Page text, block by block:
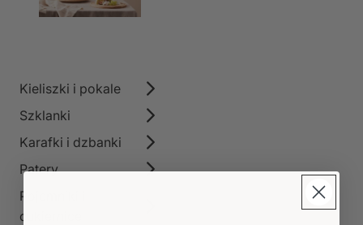
Kieliszki i pokale
Szklanki
Karafki i dzbanki
Patery
Pojemniki i
cukiernice